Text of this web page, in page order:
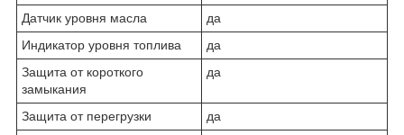
Датчик уровня масла
да
Индикатор уровня топлива
да
Защита от короткого
замыкания
да
Защита от перегрузки
да